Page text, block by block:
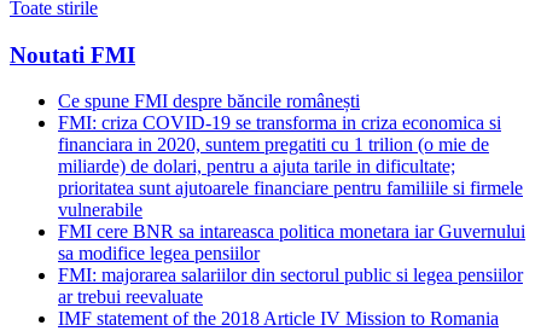
Toate stirile
Noutati FMI
Ce spune FMI despre băncile românești
FMI: criza COVID-19 se transforma in criza economica si
financiara in 2020, suntem pregatiti cu 1 trilion (o mie de
miliarde) de dolari, pentru a ajuta tarile in dificultate;
prioritatea sunt ajutoarele financiare pentru familiile si firmele
vulnerabile
FMI cere BNR sa intareasca politica monetara iar Guvernului
sa modifice legea pensiilor
FMI: majorarea salariilor din sectorul public si legea pensiilor
ar trebui reevaluate
IMF statement of the 2018 Article IV Mission to Romania